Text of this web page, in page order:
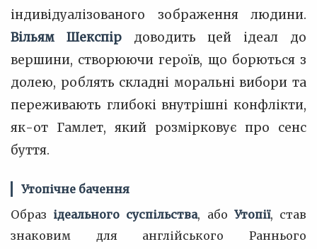
індивідуалізованого зображення людини.
Вільям Шекспірдоводить цей ідеал до
вершини, створюючи героїв, що борються з
долею, роблять складні моральні вибори та
переживають глибокі внутрішні конфлікти,
як-от Гамлет, який розмірковує про сенс
буття.
Утопічне бачення
Образ ідеального суспільства, або Утопії, став
знаковим для англійського Раннього